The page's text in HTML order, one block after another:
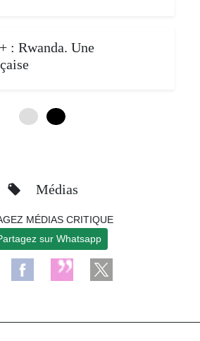
: Rwanda. Une
Médias
MÉDIAS CRITIQUE
sur Whatsapp